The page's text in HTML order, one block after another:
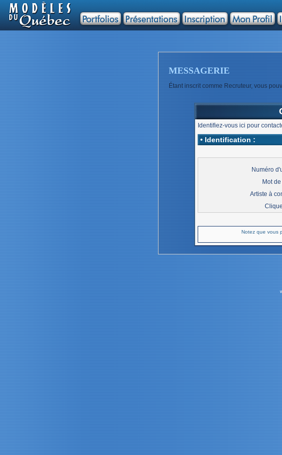
MESSAGERIE
Étant inscrit comme Recruteur, vous
Identifiez-vous ici pour
• Identification :
Numéro
Mot
Artiste à
Notez que vous